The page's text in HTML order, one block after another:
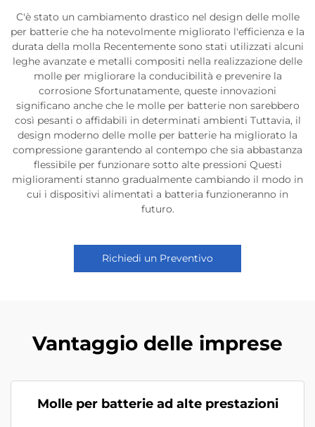
C'è stato un cambiamento drastico nel design delle molle
per batterie che ha notevolmente migliorato l'efficienza e la
durata della molla Recentemente sono stati utilizzati alcuni
leghe avanzate e metalli compositi nella realizzazione delle
molle per migliorare la conducibilità e prevenire la
corrosione Sfortunatamente, queste innovazioni
significano anche che le molle per batterie non sarebbero
così pesanti o affidabili in determinati ambienti Tuttavia, il
design moderno delle molle per batterie ha migliorato la
compressione garantendo al contempo che sia abbastanza
flessibile per funzionare sotto alte pressioni Questi
miglioramenti stanno gradualmente cambiando il modo in
cui i dispositivi alimentati a batteria funzioneranno in
futuro.
Richiedi un Preventivo
Vantaggio delle imprese
Molle per batterie ad alte prestazioni